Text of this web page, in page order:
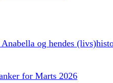
og hendes
for Marts 2026